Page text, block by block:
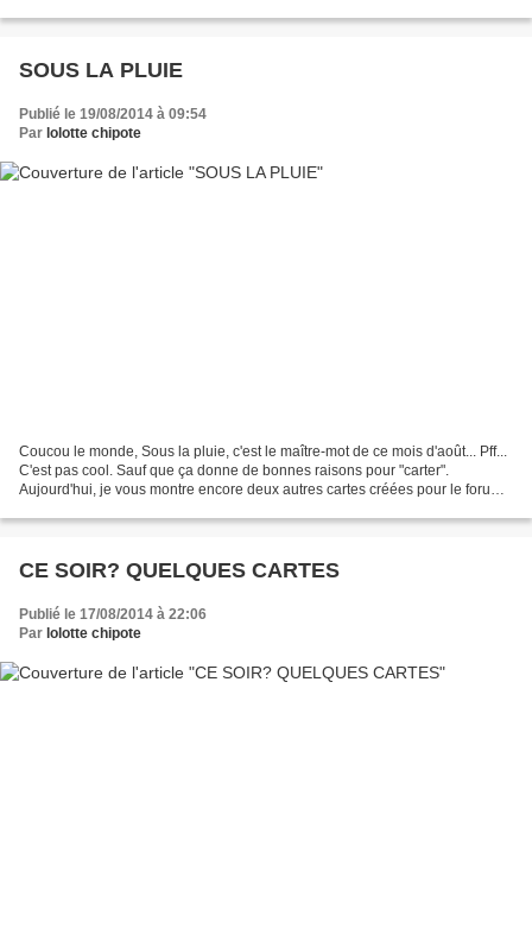
SOUS LA PLUIE
Publié le 19/08/2014 à 09:54
Par lolotte chipote
Coucou le monde, Sous la pluie, c'est le maître-mot de ce mois d'août... Pff...
C'est pas cool. Sauf que ça donne de bonnes raisons pour "carter".
Aujourd'hui, je vous montre encore deux autres cartes créées pour le forum "
CE SOIR? QUELQUES CARTES
Publié le 17/08/2014 à 22:06
Par lolotte chipote